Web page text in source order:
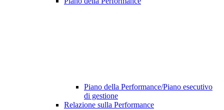
Piano della Performance/Piano esecutivo
di gestione
Relazione sulla Performance